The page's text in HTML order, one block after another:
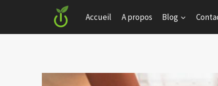
content
Accueil A propos Blog